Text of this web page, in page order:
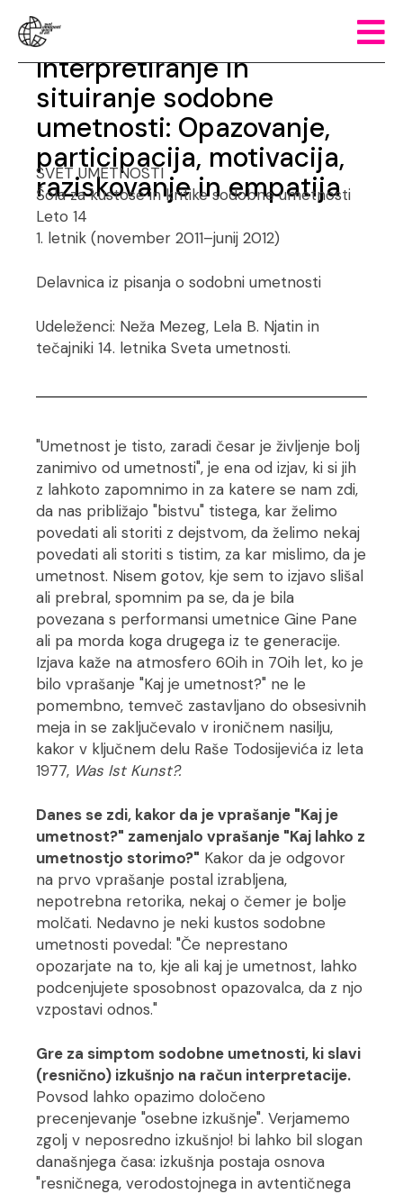
Branislav Dimitrijević:
Interpretiranje in
situiranje sodobne
umetnosti: Opazovanje,
participacija, motivacija,
raziskovanje in empatija
SVET UMETNOSTI
Šola za kustose in kritike sodobne umetnosti
Leto 14
1. letnik (november 2011–junij 2012)
Delavnica iz pisanja o sodobni umetnosti
Udeleženci: Neža Mezeg, Lela B. Njatin in
tečajniki 14. letnika Sveta umetnosti.
"Umetnost je tisto, zaradi česar je življenje bolj
zanimivo od umetnosti", je ena od izjav, ki si jih
z lahkoto zapomnimo in za katere se nam zdi,
da nas približajo "bistvu" tistega, kar želimo
povedati ali storiti z dejstvom, da želimo nekaj
povedati ali storiti s tistim, za kar mislimo, da je
umetnost. Nisem gotov, kje sem to izjavo slišal
ali prebral, spomnim pa se, da je bila
povezana s performansi umetnice Gine Pane
ali pa morda koga drugega iz te generacije.
Izjava kaže na atmosfero 60ih in 70ih let, ko je
bilo vprašanje "Kaj je umetnost?" ne le
pomembno, temveč zastavljano do obsesivnih
meja in se zaključevalo v ironičnem nasilju,
kakor v ključnem delu Raše Todosijevića iz leta
1977, Was Ist Kunst?.
Danes se zdi, kakor da je vprašanje "Kaj je
umetnost?" zamenjalo vprašanje "Kaj lahko z
umetnostjo storimo?" Kakor da je odgovor
na prvo vprašanje postal izrabljena,
nepotrebna retorika, nekaj o čemer je bolje
molčati. Nedavno je neki kustos sodobne
umetnosti povedal: "Če neprestano
opozarjate na to, kje ali kaj je umetnost, lahko
podcenjujete sposobnost opazovalca, da z njo
vzpostavi odnos."
Gre za simptom sodobne umetnosti, ki slavi
(resnično) izkušnjo na račun interpretacije.
Povsod lahko opazimo določeno
precenjevanje "osebne izkušnje". Verjamemo
zgolj v neposredno izkušnjo! bi lahko bil slogan
današnjega časa: izkušnja postaja osnova
"resničnega, verodostojnega in avtentičnega